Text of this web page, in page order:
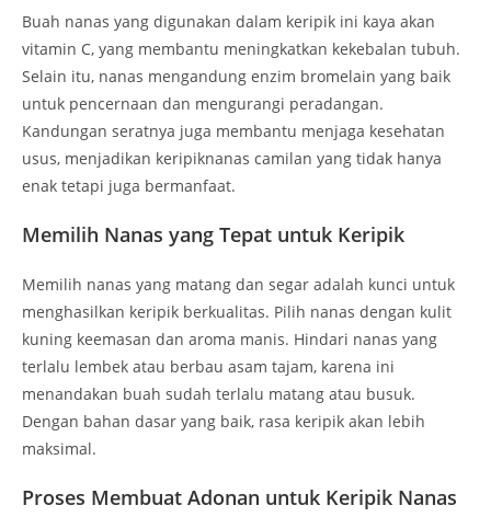
Buah nanas yang digunakan dalam keripik ini kaya akan
vitamin C, yang membantu meningkatkan kekebalan tubuh.
Selain itu, nanas mengandung enzim bromelain yang baik
untuk pencernaan dan mengurangi peradangan.
Kandungan seratnya juga membantu menjaga kesehatan
usus, menjadikan keripiknanas camilan yang tidak hanya
enak tetapi juga bermanfaat.
Memilih Nanas yang Tepat untuk Keripik
Memilih nanas yang matang dan segar adalah kunci untuk
menghasilkan keripik berkualitas. Pilih nanas dengan kulit
kuning keemasan dan aroma manis. Hindari nanas yang
terlalu lembek atau berbau asam tajam, karena ini
menandakan buah sudah terlalu matang atau busuk.
Dengan bahan dasar yang baik, rasa keripik akan lebih
maksimal.
Proses Membuat Adonan untuk Keripik Nanas